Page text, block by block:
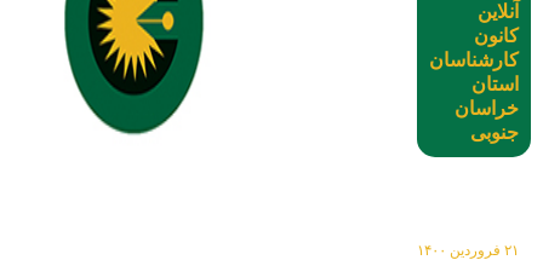
آنلاین
کانون
کارشناسان
استان
خراسان
جنوبی
۲۱ فروردین ۱۴۰۰